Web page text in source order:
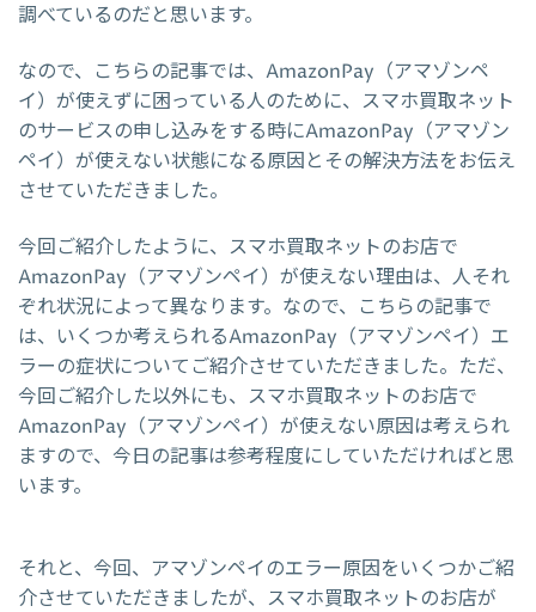
調べているのだと思います。
なので、こちらの記事では、AmazonPay（アマゾンペ
イ）が使えずに困っている人のために、スマホ買取ネット
のサービスの申し込みをする時にAmazonPay（アマゾン
ペイ）が使えない状態になる原因とその解決方法をお伝え
させていただきました。
今回ご紹介したように、スマホ買取ネットのお店で
AmazonPay（アマゾンペイ）が使えない理由は、人それ
ぞれ状況によって異なります。なので、こちらの記事で
は、いくつか考えられるAmazonPay（アマゾンペイ）エ
ラーの症状についてご紹介させていただきました。ただ、
今回ご紹介した以外にも、スマホ買取ネットのお店で
AmazonPay（アマゾンペイ）が使えない原因は考えられ
ますので、今日の記事は参考程度にしていただければと思
います。
それと、今回、アマゾンペイのエラー原因をいくつかご紹
介させていただきましたが、スマホ買取ネットのお店が